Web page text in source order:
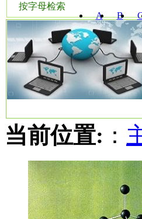
按字母检索
A
B
W
当前位置: ：